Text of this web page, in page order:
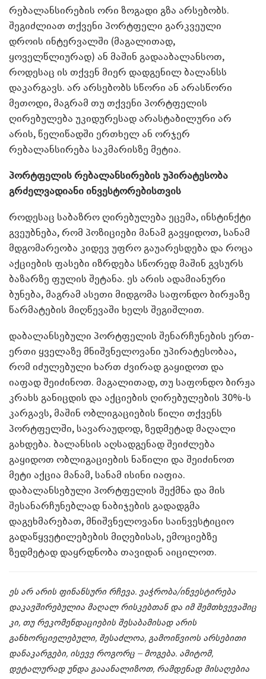
რებალანსირების ორი ზოგადი გზა არსებობს.
შეგიძლიათ თქვენი პორტფელი გარკვეული
დროის ინტერვალში (მაგალითად,
ყოველწლიურად) ან მაშინ გადააბალანსოთ,
როდესაც ის თქვენ მიერ დადგენილ ბალანსს
დაკარგავს. არ არსებობს სწორი ან არასწორი
მეთოდი, მაგრამ თუ თქვენი პორტფელის
ღირებულება უკიდურესად არასტაბილური არ
არის, წელიწადში ერთხელ ან ორჯერ
რებალანსირება საკმარისზე მეტია.
პორტფელის რებალანსირების უპირატესობა
გრძელვადიანი ინვესტორებისთვის
როდესაც საბაზრო ღირებულება ეცემა, ინსტინქტი
გვეუბნება, რომ პოზიციები მანამ გავყიდოთ, სანამ
მდგომარეობა კიდევ უფრო გაუარესდება და როცა
აქციების ფასები იზრდება სწორედ მაშინ გვსურს
ბაზარზე ფულის შეტანა. ეს არის ადამიანური
ბუნება, მაგრამ ასეთი მიდგომა საფონდო ბირჟაზე
წარმატების მიღწევაში ხელს შეგიშლით.
დაბალანსებული პორტფელის შენარჩუნების ერთ-
ერთი ყველაზე მნიშვნელოვანი უპირატესობაა,
რომ იძულებული ხართ ძვირად გაყიდოთ და
იაფად შეიძინოთ. მაგალითად, თუ საფონდო ბირჟა
კრახს განიცდის და აქციების ღირებულების 30%-ს
კარგავს, მაშინ ობლიგაციების წილი თქვენს
პორტფელში, სავარაუდოდ, ზედმეტად მაღალი
გახდება. ბალანსის აღსადგენად შეიძლება
გაყიდოთ ობლიგაციების ნაწილი და შეიძინოთ
მეტი აქცია მანამ, სანამ ისინი იაფია.
დაბალანსებული პორტფელის შექმნა და მის
შესანარჩუნებლად ნაბიჯების გადადგმა
დაგეხმარებათ, მნიშვნელოვანი საინვესტიციო
გადაწყვეტილებების მიღებისას, ემოციებზე
ზედმეტად დაყრდნობა თავიდან აიცილოთ.
ეს არ არის ფინანსური რჩევა. ვაჭრობა/ინვესტირება
დაკავშირებულია მაღალ რისკებთან და იმ შემთხვევაშიც
კი, თუ რეკომენდაციების შესაბამისად არის
განხორციელებული, შესაძლოა, გამოიწვიოს არსებითი
დანაკარგები, ისევე როგორც – მოგება. ამიტომ,
დეტალურად უნდა გააანალიზოთ, რამდენად მისაღებია